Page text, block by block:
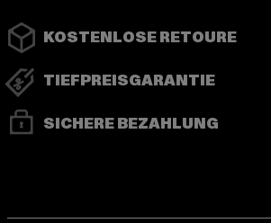
KOSTENLOSE RETOURE
TIEFPREISGARANTIE
SICHERE BEZAHLUNG